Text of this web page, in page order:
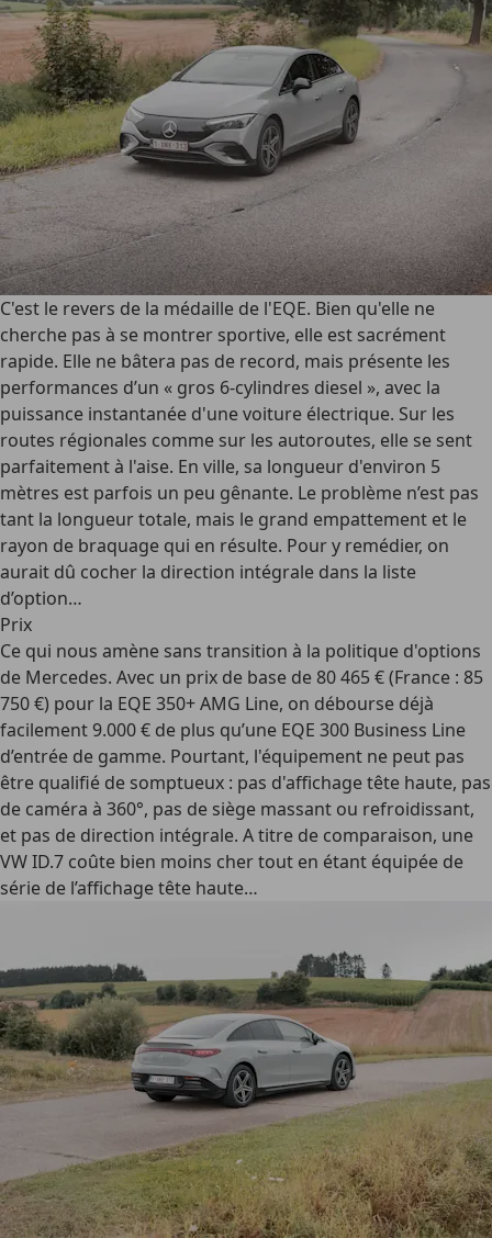
C'est le revers de la médaille de l'EQE. Bien qu'elle ne
cherche pas à se montrer sportive, elle est sacrément
rapide. Elle ne bâtera pas de record, mais présente les
performances d’un « gros 6-cylindres diesel », avec la
puissance instantanée d'une voiture électrique. Sur les
routes régionales comme sur les autoroutes, elle se sent
parfaitement à l'aise. En ville, sa longueur d'environ 5
mètres est parfois un peu gênante. Le problème n’est pas
tant la longueur totale, mais le grand empattement et le
rayon de braquage qui en résulte. Pour y remédier, on
aurait dû cocher la direction intégrale dans la liste
d’option…
Prix
Ce qui nous amène sans transition à la politique d'options
de Mercedes. Avec un prix de base de 80 465 € (France : 85
750 €) pour la EQE 350+ AMG Line, on débourse déjà
facilement 9.000 € de plus qu’une EQE 300 Business Line
d’entrée de gamme. Pourtant, l'équipement ne peut pas
être qualifié de somptueux : pas d'affichage tête haute, pas
de caméra à 360°, pas de siège massant ou refroidissant,
et pas de direction intégrale. A titre de comparaison, une
VW ID.7 coûte bien moins cher tout en étant équipée de
série de l’affichage tête haute…